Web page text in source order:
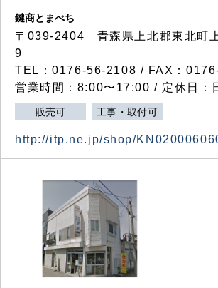
鍵商とまべち
〒039-2404 青森県上北郡東北町
9
TEL：0176-56-2108 / FAX：
営業時間：8:00〜17:00 / 定休日：
販売可 工事・取付可
http://itp.ne.jp/shop/